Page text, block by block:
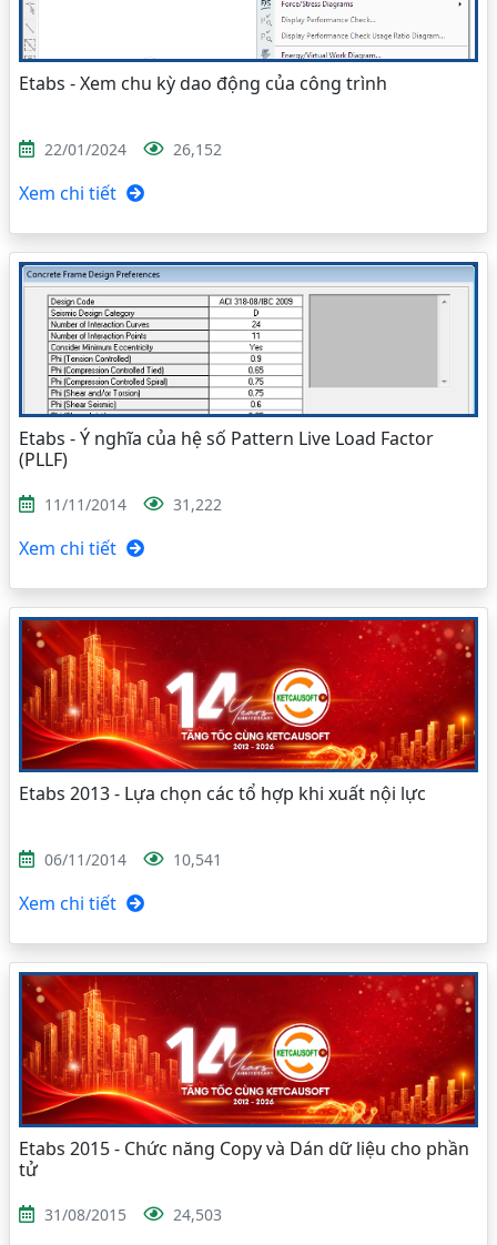
Etabs - Xem chu kỳ dao động của công trình
22/01/2024 26,152
Xem chi tiết
Etabs - Ý nghĩa của hệ số Pattern Live Load Factor
(PLLF)
11/11/2014 31,222
Xem chi tiết
Etabs 2013 - Lựa chọn các tổ hợp khi xuất nội lực
06/11/2014 10,541
Xem chi tiết
Etabs 2015 - Chức năng Copy và Dán dữ liệu cho phần
tử
31/08/2015 24,503